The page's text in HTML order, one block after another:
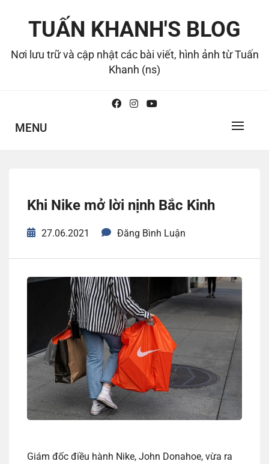
TUẤN KHANH'S BLOG
Nơi lưu trữ và cập nhật các bài viết, hình ảnh từ Tuấn
Khanh (ns)
MENU
Khi Nike mở lời nịnh Bắc Kinh
27.06.2021 Đăng Bình Luận
Giám đốc điều hành Nike, John Donahoe, vừa ra